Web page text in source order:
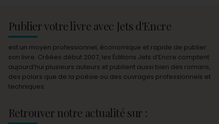
Publier votre livre avec Jets d'Encre
est un moyen professionnel, économique et rapide de publier
son livre. Créées début 2007, les Éditions Jets d’Encre comptent
aujourd’hui plusieurs auteurs et publient aussi bien des romans,
des polars que de la poésie ou des ouvrages professionnels et
techniques.
Retrouver notre actualité sur :